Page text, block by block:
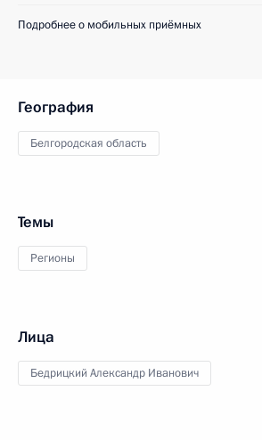
Подробнее о мобильных приёмных
География
Белгородская область
Темы
Регионы
Лица
Бедрицкий Александр Иванович